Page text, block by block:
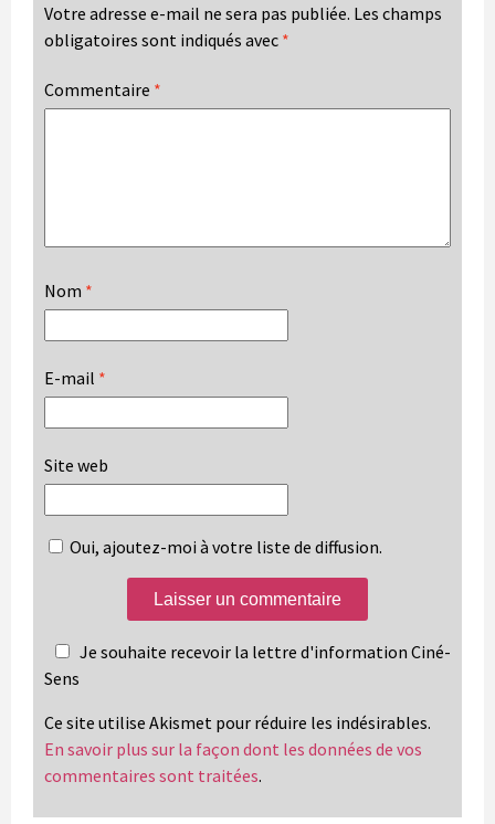
Votre adresse e-mail ne sera pas publiée. Les champs
obligatoires sont indiqués avec *
Commentaire *
Nom *
E-mail *
Site web
Oui, ajoutez-moi à votre liste de diffusion.
Je souhaite recevoir la lettre d'information Ciné-
Sens
Ce site utilise Akismet pour réduire les indésirables.
En savoir plus sur la façon dont les données de vos
commentaires sont traitées.